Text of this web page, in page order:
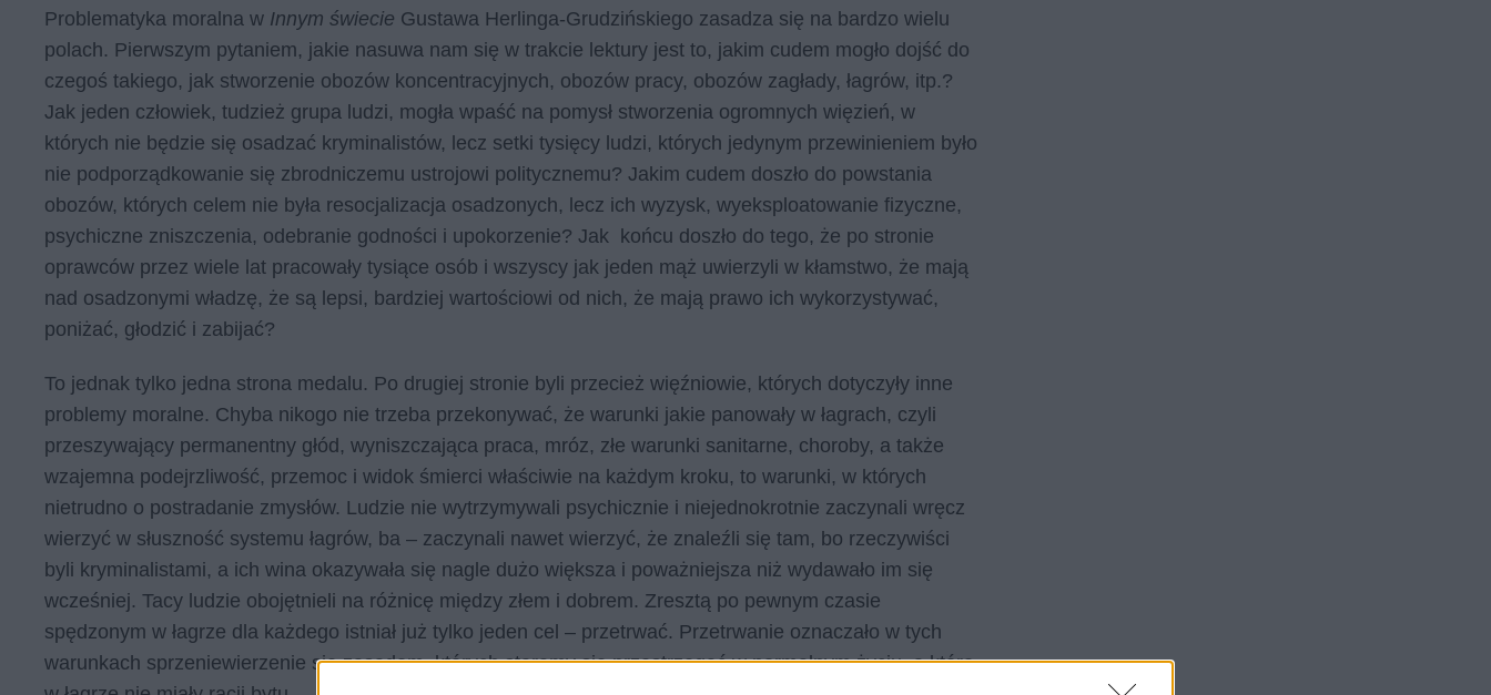
Problematyka moralna w Innym świecie Gustawa Herlinga-Grudzińskiego zasadza się na bardzo wielu
polach. Pierwszym pytaniem, jakie nasuwa nam się w trakcie lektury jest to, jakim cudem mogło dojść do
czegoś takiego, jak stworzenie obozów koncentracyjnych, obozów pracy, obozów zagłady, łagrów, itp.?
Jak jeden człowiek, tudzież grupa ludzi, mogła wpaść na pomysł stworzenia ogromnych więzień, w
których nie będzie się osadzać kryminalistów, lecz setki tysięcy ludzi, których jedynym przewinieniem było
nie podporządkowanie się zbrodniczemu ustrojowi politycznemu? Jakim cudem doszło do powstania
obozów, których celem nie była resocjalizacja osadzonych, lecz ich wyzysk, wyeksploatowanie fizyczne,
psychiczne zniszczenia, odebranie godności i upokorzenie? Jak końcu doszło do tego, że po stronie
oprawców przez wiele lat pracowały tysiące osób i wszyscy jak jeden mąż uwierzyli w kłamstwo, że mają
nad osadzonymi władzę, że są lepsi, bardziej wartościowi od nich, że mają prawo ich wykorzystywać,
poniżać, głodzić i zabijać?
To jednak tylko jedna strona medalu. Po drugiej stronie byli przecież więźniowie, których dotyczyły inne
problemy moralne. Chyba nikogo nie trzeba przekonywać, że warunki jakie panowały w łagrach, czyli
przeszywający permanentny głód, wyniszczająca praca, mróz, złe warunki sanitarne, choroby, a także
wzajemna podejrzliwość, przemoc i widok śmierci właściwie na każdym kroku, to warunki, w których
nietrudno o postradanie zmysłów. Ludzie nie wytrzymywali psychicznie i niejednokrotnie zaczynali wręcz
wierzyć w słuszność systemu łagrów, ba – zaczynali nawet wierzyć, że znaleźli się tam, bo rzeczywiści
byli kryminalistami, a ich wina okazywała się nagle dużo większa i poważniejsza niż wydawało im się
wcześniej. Tacy ludzie obojętnieli na różnicę między złem i dobrem. Zresztą po pewnym czasie
spędzonym w łagrze dla każdego istniał już tylko jeden cel – przetrwać. Przetrwanie oznaczało w tych
warunkach sprzeniewierzenie się zasadom, których staramy się przestrzegać w normalnym życiu, a które